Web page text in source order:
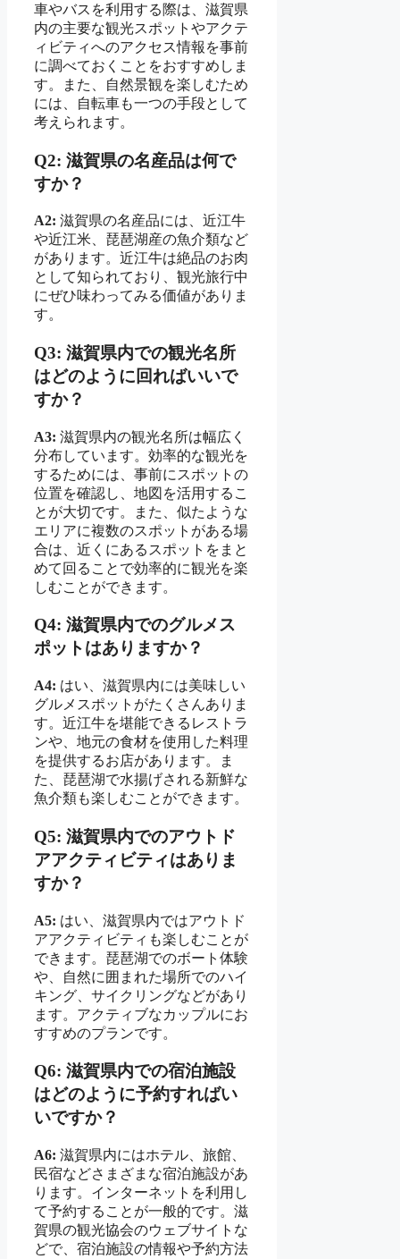
車やバスを利用する際は、滋賀県
内の主要な観光スポットやアクテ
ィビティへのアクセス情報を事前
に調べておくことをおすすめしま
す。また、自然景観を楽しむため
には、自転車も一つの手段として
考えられます。
Q2: 滋賀県の名産品は何で
すか？
A2: 滋賀県の名産品には、近江牛
や近江米、琵琶湖産の魚介類など
があります。近江牛は絶品のお肉
として知られており、観光旅行中
にぜひ味わってみる価値がありま
す。
Q3: 滋賀県内での観光名所
はどのように回ればいいで
すか？
A3: 滋賀県内の観光名所は幅広く
分布しています。効率的な観光を
するためには、事前にスポットの
位置を確認し、地図を活用するこ
とが大切です。また、似たような
エリアに複数のスポットがある場
合は、近くにあるスポットをまと
めて回ることで効率的に観光を楽
しむことができます。
Q4: 滋賀県内でのグルメス
ポットはありますか？
A4: はい、滋賀県内には美味しい
グルメスポットがたくさんありま
す。近江牛を堪能できるレストラ
ンや、地元の食材を使用した料理
を提供するお店があります。ま
た、琵琶湖で水揚げされる新鮮な
魚介類も楽しむことができます。
Q5: 滋賀県内でのアウトド
アアクティビティはありま
すか？
A5: はい、滋賀県内ではアウトド
アアクティビティも楽しむことが
できます。琵琶湖でのボート体験
や、自然に囲まれた場所でのハイ
キング、サイクリングなどがあり
ます。アクティブなカップルにお
すすめのプランです。
Q6: 滋賀県内での宿泊施設
はどのように予約すればい
いですか？
A6: 滋賀県内にはホテル、旅館、
民宿などさまざまな宿泊施設があ
ります。インターネットを利用し
て予約することが一般的です。滋
賀県の観光協会のウェブサイトな
どで、宿泊施設の情報や予約方法